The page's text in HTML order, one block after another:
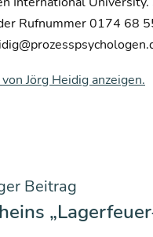
Rufnummer 0174 68
Jörg Heidig anzeigen.
Beitrag